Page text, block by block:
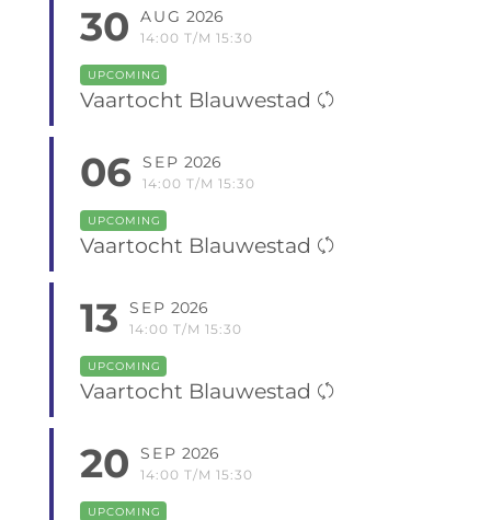
30 AUG 2026
14:00 T/M 15:30
UPCOMING
Vaartocht Blauwestad
06 SEP 2026
14:00 T/M 15:30
UPCOMING
Vaartocht Blauwestad
13 SEP 2026
14:00 T/M 15:30
UPCOMING
Vaartocht Blauwestad
20 SEP 2026
14:00 T/M 15:30
UPCOMING